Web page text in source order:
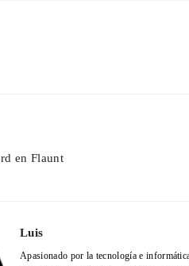
en Flaunt
Luis
Apasionado por la tecnología e